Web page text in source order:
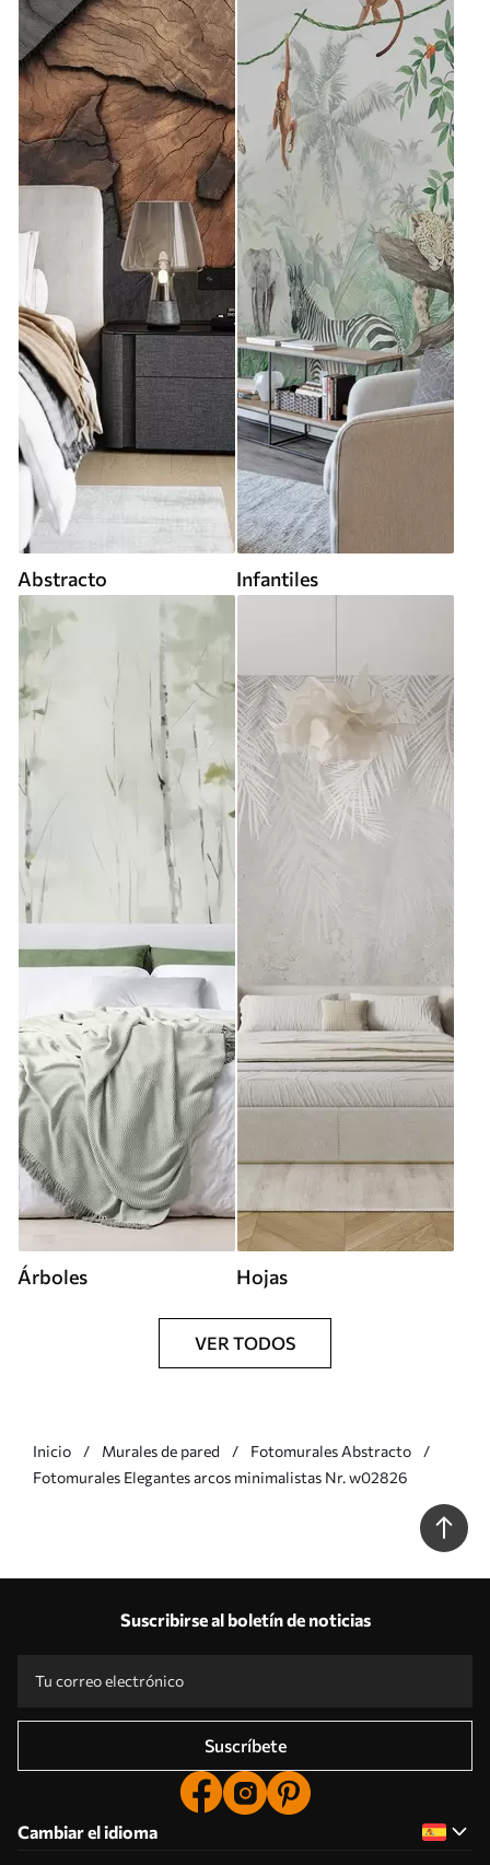
Abstracto Infantiles
Árboles Hojas
VER TODOS
Inicio Murales de pared
Fotomurales Abstracto
Fotomurales Elegantes arcos minimalistas Nr. w02826
Suscribirse al boletín de noticias
Suscríbete
Cambiar el idioma